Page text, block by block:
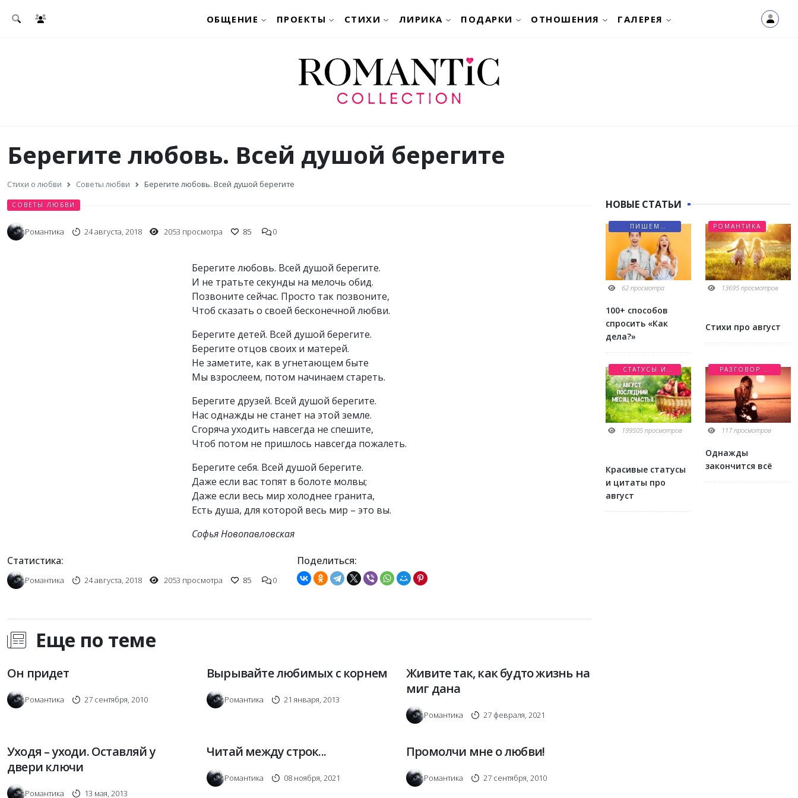
ОБЩЕНИЕ ПРОЕКТЫ СТИХИ ЛИРИКА ПОДАРКИ ОТНОШЕНИЯ ГАЛЕРЕЯ
Берегите любовь. Всей душой берегите
Стихи о любви Советы любви Берегите любовь. Всей душой берегите
СОВЕТЫ ЛЮБВИ
Романтика 24 августа, 2018 2053 просмотра 85 0
Берегите любовь. Всей душой берегите.
И не тратьте секунды на мелочь обид.
Позвоните сейчас. Просто так позвоните,
Чтоб сказать о своей бесконечной любви.
Берегите детей. Всей душой берегите.
Берегите отцов своих и матерей.
Не заметите, как в угнетающем быте
Мы взрослеем, потом начинаем стареть.
Берегите друзей. Всей душой берегите.
Нас однажды не станет на этой земле.
Сгоряча уходить навсегда не спешите,
Чтоб потом не пришлось навсегда пожалеть.
Берегите себя. Всей душой берегите.
Даже если вас топят в болоте молвы;
Даже если весь мир холоднее гранита,
Есть душа, для которой весь мир – это вы.
Софья Новопавловская
Статистика:
Романтика 24 августа, 2018 2053 просмотра 85 0
Поделиться:
Еще по теме
Он придет
Романтика 27 сентября, 2010
Вырывайте любимых с корнем
Романтика 21 января, 2013
Живите так, как будто жизнь на
миг дана
Романтика 27 февраля, 2021
Уходя – уходи. Оставляй у
двери ключи
Романтика 13 мая, 2013
Читай между строк...
Романтика 08 ноября, 2021
Промолчи мне о любви!
Романтика 27 сентября, 2010
НОВЫЕ СТАТЬИ
ПИШЕМ
ПИСЬМА
62 просмотра
100+ способов
спросить «Как
дела?»
РОМАНТИКА
13695 просмотров
Стихи про август
СТАТУСЫ И
ЦИТАТЫ
199505 просмотров
Красивые статусы
и цитаты про
август
РАЗГОВОР О
ЛЮБВИ
117 просмотров
Однажды
закончится всё